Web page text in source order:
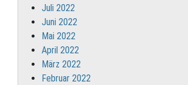
Juli 2022
Juni 2022
Mai 2022
April 2022
März 2022
Februar 2022